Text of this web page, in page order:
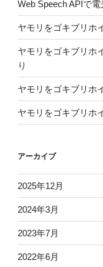
Web Speech APIで
ヤモリをゴキブリホ
ヤモリをゴキブリホ
り
ヤモリをゴキブリホ
ヤモリをゴキブリホ
アーカイブ
2025年12月
2024年3月
2023年7月
2022年6月